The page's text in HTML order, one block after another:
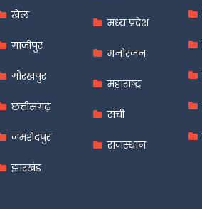
खेल
गाजीपुर
गोरखपुर
छत्तीसगढ़
जमशेदपुर
झारखंड
मध्य प्रदेश
मनोरंजन
महाराष्ट्र
रांची
राजस्थान